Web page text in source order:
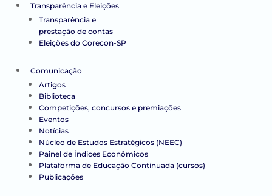
Transparência e Eleições
Transparência e
prestação de contas
Eleições do Corecon-SP
Comunicação
Artigos
Biblioteca
Competições, concursos e premiações
Eventos
Notícias
Núcleo de Estudos Estratégicos (NEEC)
Painel de Índices Econômicos
Plataforma de Educação Continuada (cursos)
Publicações